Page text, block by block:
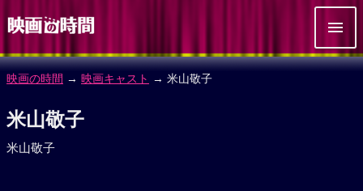
映画の時間 → 映画キャスト → 米山敬子
米山敬子
米山敬子